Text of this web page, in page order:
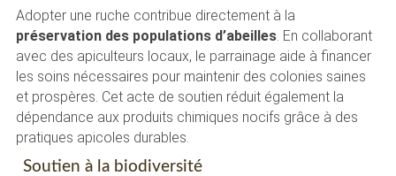
Adopter une ruche contribue directement à la
préservation des populations d’abeilles. En collaborant
avec des apiculteurs locaux, le parrainage aide à financer
les soins nécessaires pour maintenir des colonies saines
et prospères. Cet acte de soutien réduit également la
dépendance aux produits chimiques nocifs grâce à des
pratiques apicoles durables.
Soutien à la biodiversité